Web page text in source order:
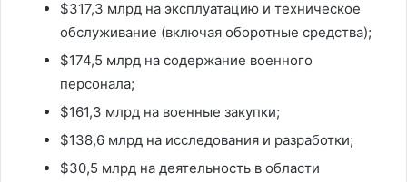
$317,3 млрд на эксплуатацию и техническое
обслуживание (включая оборотные средства);
$174,5 млрд на содержание военного
персонала;
$161,3 млрд на военные закупки;
$138,6 млрд на исследования и разработки;
$30,5 млрд на деятельность в области